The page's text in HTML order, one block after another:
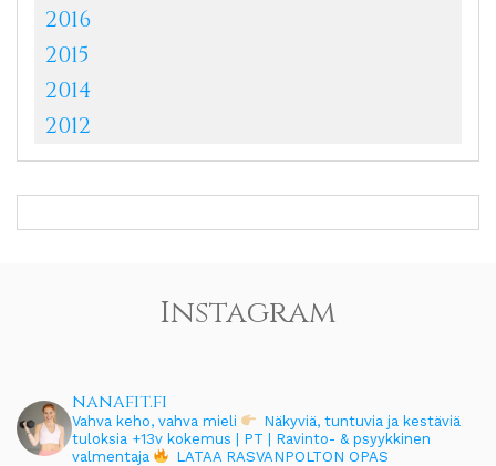
2016
2015
2014
2012
Instagram
nanafit.fi
Vahva keho, vahva mieli
Näkyviä, tuntuvia ja kestäviä
tuloksia +13v kokemus | PT | Ravinto- & psyykkinen
valmentaja
LATAA RASVANPOLTON OPAS